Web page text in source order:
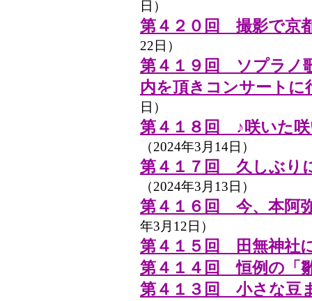
日）
第４２０回 撮影で京
22日）
第４１９回 ソプラノ
内を頂きコンサートに
日）
第４１８回 ♪咲いた
（2024年3月14日）
第４１７回 久しぶり
（2024年3月13日）
第４１６回 今、本阿
年3月12日）
第４１５回 田無神社
第４１４回 恒例の「
第４１３回 小さな豆